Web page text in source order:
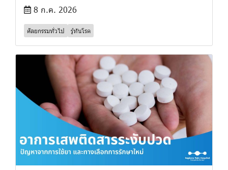
8 ก.ค. 2026
ศัลยกรรมทั่วไป รู้ทันโรค